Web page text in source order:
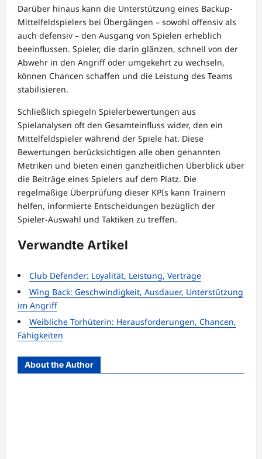
Darüber hinaus kann die Unterstützung eines Backup-
Mittelfeldspielers bei Übergängen – sowohl offensiv als
auch defensiv – den Ausgang von Spielen erheblich
beeinflussen. Spieler, die darin glänzen, schnell von der
Abwehr in den Angriff oder umgekehrt zu wechseln,
können Chancen schaffen und die Leistung des Teams
stabilisieren.
Schließlich spiegeln Spielerbewertungen aus
Spielanalysen oft den Gesamteinfluss wider, den ein
Mittelfeldspieler während der Spiele hat. Diese
Bewertungen berücksichtigen alle oben genannten
Metriken und bieten einen ganzheitlichen Überblick über
die Beiträge eines Spielers auf dem Platz. Die
regelmäßige Überprüfung dieser KPIs kann Trainern
helfen, informierte Entscheidungen bezüglich der
Spieler-Auswahl und Taktiken zu treffen.
Verwandte Artikel
Club Defender: Loyalität, Leistung, Verträge
Wing Back: Geschwindigkeit, Ausdauer, Unterstützung
im Angriff
Weibliche Torhüterin: Herausforderungen, Chancen,
Fähigkeiten
About the Author